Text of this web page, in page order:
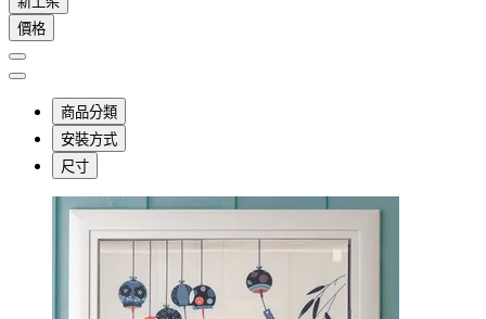
價格
商品分類
安裝方式
尺寸